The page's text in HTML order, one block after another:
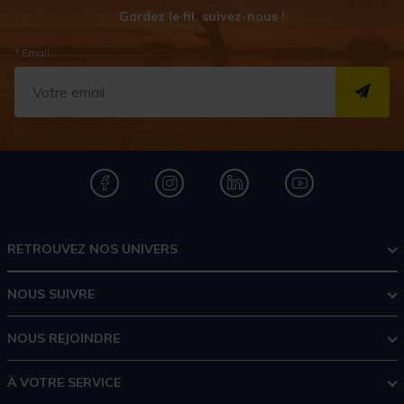
Gardez le fil, suivez-nous !
* Email
RETROUVEZ NOS UNIVERS
NOUS SUIVRE
NOUS REJOINDRE
À VOTRE SERVICE